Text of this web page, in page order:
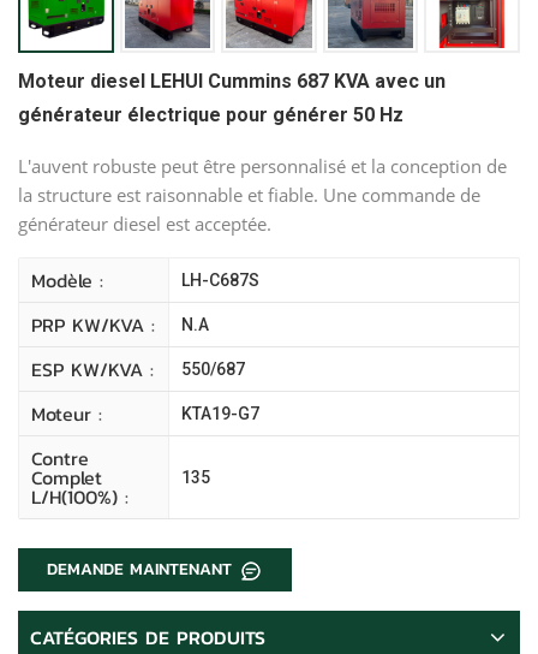
Moteur diesel LEHUI Cummins 687 KVA avec un
générateur électrique pour générer 50 Hz
L'auvent robuste peut être personnalisé et la conception de
la structure est raisonnable et fiable. Une commande de
générateur diesel est acceptée.
Modèle : LH-C687S
PRP KW/kVA : N.A
ESP KW/kVA : 550/687
Moteur : KTA19-G7
Contre
Complet
L/H(100%) :
135
DEMANDE MAINTENANT
CATÉGORIES DE PRODUITS